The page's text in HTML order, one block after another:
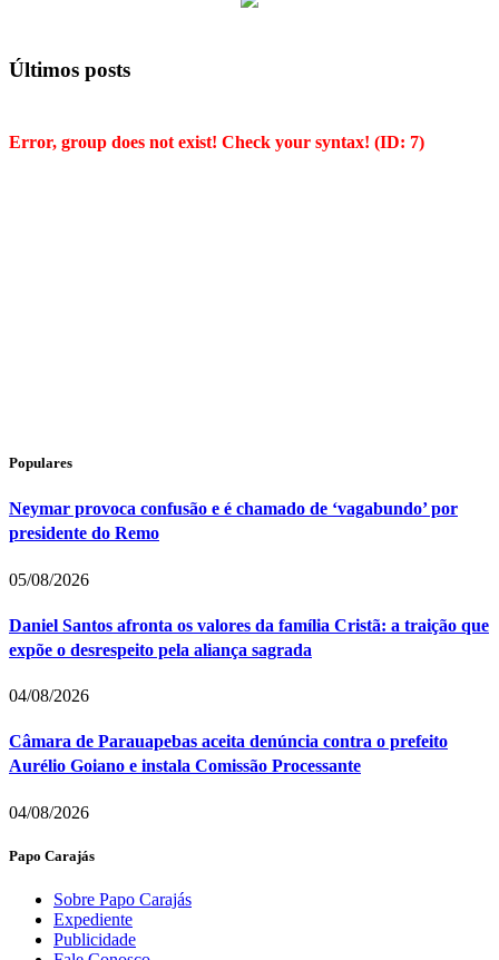
Últimos posts
Error, group does not exist! Check your syntax! (ID: 7)
Populares
Neymar provoca confusão e é chamado de ‘vagabundo’ por
presidente do Remo
05/08/2026
Daniel Santos afronta os valores da família Cristã: a traição que
expõe o desrespeito pela aliança sagrada
04/08/2026
Câmara de Parauapebas aceita denúncia contra o prefeito
Aurélio Goiano e instala Comissão Processante
04/08/2026
Papo Carajás
Sobre Papo Carajás
Expediente
Publicidade